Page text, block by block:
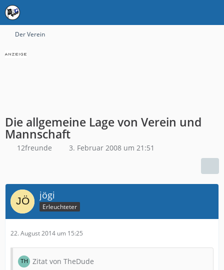
Der Verein
Die allgemeine Lage von Verein und
Mannschaft
12freunde 3. Februar 2008 um 21:51
jögi
Erleuchteter
22. August 2014 um 15:25
Zitat von TheDude